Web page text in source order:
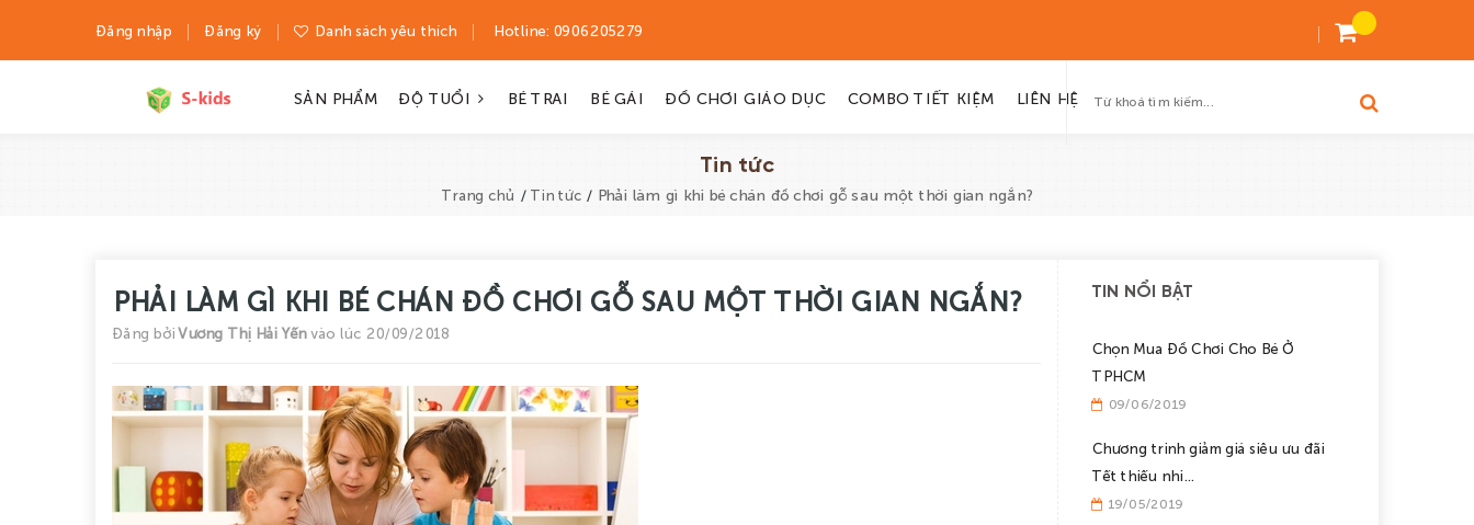
Đăng nhập Đăng ký Danh sách yêu thích Hotline: 0906205279
SẢN PHẨM ĐỘ TUỔI BÉ TRAI BÉ GÁI ĐỒ CHƠI GIÁO DỤC COMBO TIẾT KIỆM LIÊN HỆ
Tin tức
Trang chủ / Tin tức / Phải làm gì khi bé chán đồ chơi gỗ sau một thời gian ngắn?
PHẢI LÀM GÌ KHI BÉ CHÁN ĐỒ CHƠI GỖ SAU MỘT THỜI GIAN NGẮN?
Đăng bởiVương Thị Hải Yếnvào lúc 20/09/2018
TIN NỔI BẬT
Chọn Mua Đồ Chơi Cho Bé Ở
TPHCM
09/06/2019
Chương trinh giảm giá siêu ưu đãi
Tết thiếu nhi...
19/05/2019